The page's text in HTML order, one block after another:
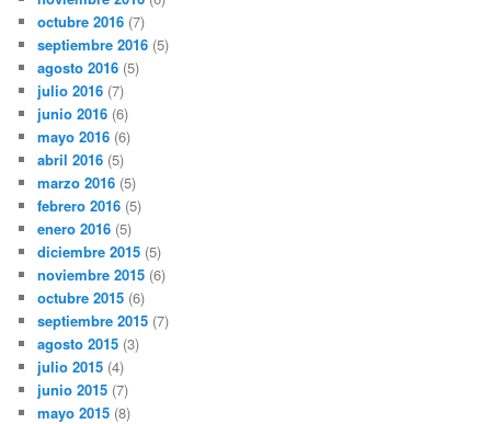
octubre 2016 (7)
septiembre 2016 (5)
agosto 2016 (5)
julio 2016 (7)
junio 2016 (6)
mayo 2016 (6)
abril 2016 (5)
marzo 2016 (5)
febrero 2016 (5)
enero 2016 (5)
diciembre 2015 (5)
noviembre 2015 (6)
octubre 2015 (6)
septiembre 2015 (7)
agosto 2015 (3)
julio 2015 (4)
junio 2015 (7)
mayo 2015 (8)